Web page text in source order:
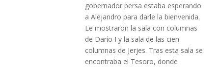
gobernador persa estaba esperando
a Alejandro para darle la bienvenida.
Le mostraron la sala con columnas
de Darío I y la sala de las cien
columnas de Jerjes. Tras esta sala se
encontraba el Tesoro, donde